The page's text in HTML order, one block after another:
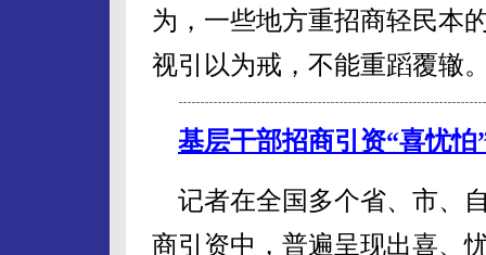
为，一些地方重招商轻民本
视引以为戒，不能重蹈覆辙
基层干部招商引资“喜忧怕
记者在全国多个省、市、
商引资中，普遍呈现出喜、